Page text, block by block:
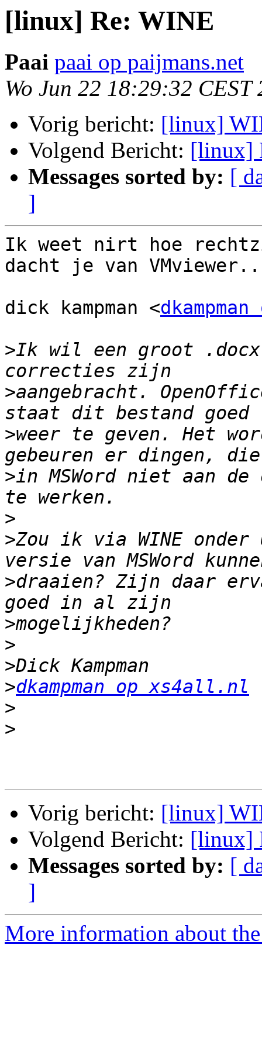
[linux] Re: WINE
Paai paai op paijmans.net
Wo Jun 22 18:29:32 CEST
Vorig bericht: [linux]
Volgend Bericht: [linux]
Messages sorted by: [
]
Ik weet nirt hoe
dacht je van
dick kampman <
>Ik wil een groot
>aangebracht.
>weer te geven. Het
>in MSWord niet aan
>
>Zou ik via WINE onder
>draaien? Zijn daar
>
>
>
>dkampman op xs4all.nl
>
>
Vorig bericht: [linux]
Volgend Bericht: [linux]
Messages sorted by: [
]
More information about